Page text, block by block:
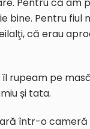
bine. Pentru fiul
că erau
rupeam pe
și tata.
într-o cameră